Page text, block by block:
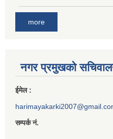
more
नगर प्रमुखको
ईमेल :
सम्पर्क नं.